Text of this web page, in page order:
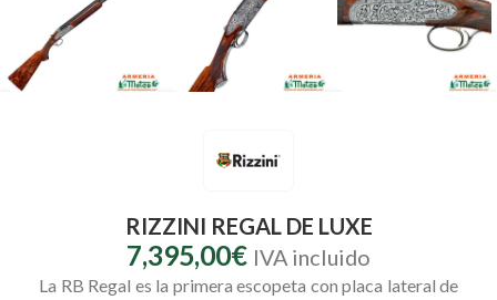
RIZZINI REGAL DE LUXE
7,395,00€ IVA incluido
La RB Regal es la primera escopeta con placa lateral de